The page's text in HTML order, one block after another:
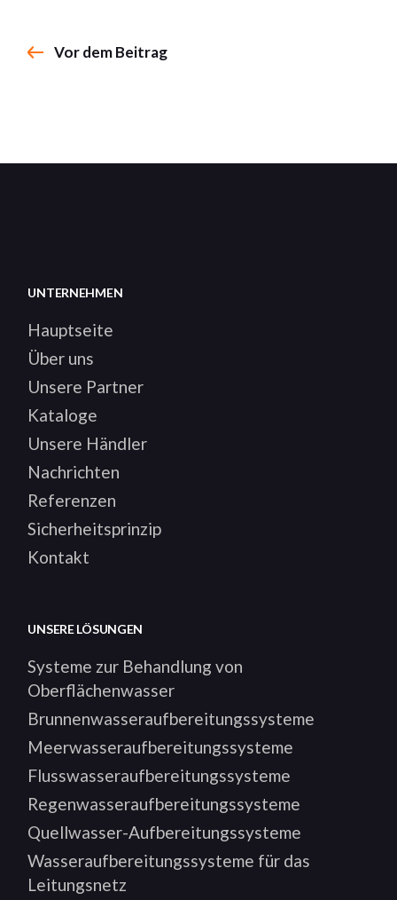
Vor dem Beitrag
UNTERNEHMEN
Hauptseite
Über uns
Unsere Partner
Kataloge
Unsere Händler
Nachrichten
Referenzen
Sicherheitsprinzip
Kontakt
UNSERE LÖSUNGEN
Systeme zur Behandlung von
Oberflächenwasser
Brunnenwasseraufbereitungssysteme
Meerwasseraufbereitungssysteme
Flusswasseraufbereitungssysteme
Regenwasseraufbereitungssysteme
Quellwasser-Aufbereitungssysteme
Wasseraufbereitungssysteme für das
Leitungsnetz